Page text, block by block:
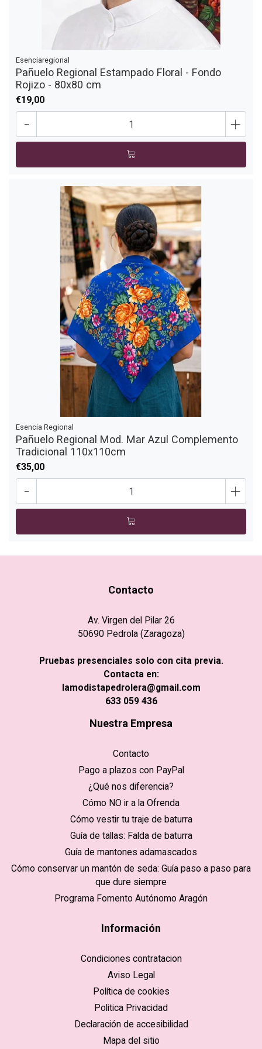
Esenciaregional
Pañuelo Regional Estampado Floral - Fondo
Rojizo - 80x80 cm
€19,00
- +
Esencia Regional
Pañuelo Regional Mod. Mar Azul Complemento
Tradicional 110x110cm
€35,00
- +
Contacto
Av. Virgen del Pilar 26
50690 Pedrola (Zaragoza)
Pruebas presenciales solo con cita previa.
Contacta en:
lamodistapedrolera@gmail.com
633 059 436
Nuestra Empresa
Contacto
Pago a plazos con PayPal
¿Qué nos diferencia?
Cómo NO ir a la Ofrenda
Cómo vestir tu traje de baturra
Guía de tallas: Falda de baturra
Guía de mantones adamascados
Cómo conservar un mantón de seda: Guía paso a paso para
que dure siempre
Programa Fomento Autónomo Aragón
Información
Condiciones contratacion
Aviso Legal
Política de cookies
Politica Privacidad
Declaración de accesibilidad
Mapa del sitio